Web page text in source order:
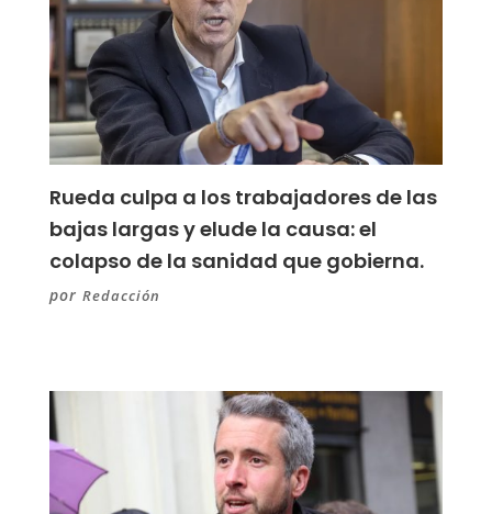
Rueda culpa a los trabajadores de las
bajas largas y elude la causa: el
colapso de la sanidad que gobierna.
por Redacción